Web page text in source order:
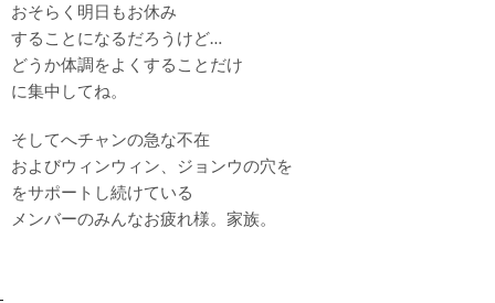
おそらく明日もお休み
することになるだろうけど…
どうか体調をよくすることだけ
に集中してね。
そしてへチャンの急な不在
およびウィンウィン、ジョンウの穴を
をサポートし続けている
メンバーのみんなお疲れ様。家族。